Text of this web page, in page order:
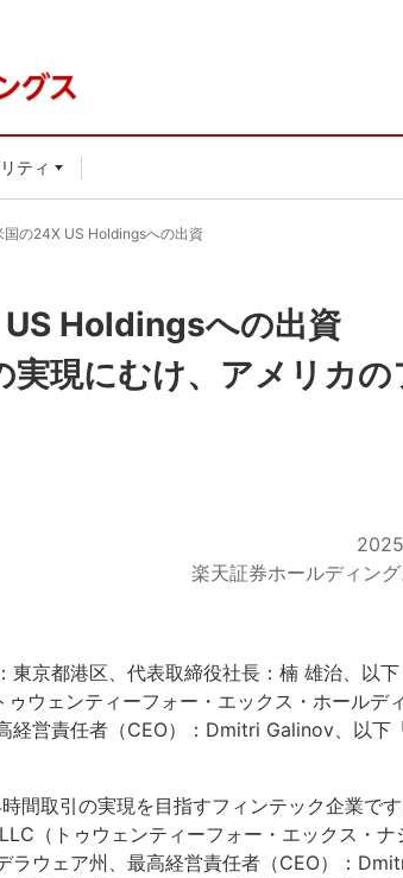
ティ
国の24X US Holdingsへの出資
Holdingsへの出資
現にむけ、アメリカの
楽天証券ホールディン
京都港区、代表取締役社長：楠 雄治、以
ウェンティーフォー・エックス・ホールデ
営責任者（CEO）：Dmitri Galinov、以下
間取引の実現を目指すフィンテック企業です
（トゥウェンティーフォー・エックス・ナ
ラウェア州、最高経営責任者（CEO）：